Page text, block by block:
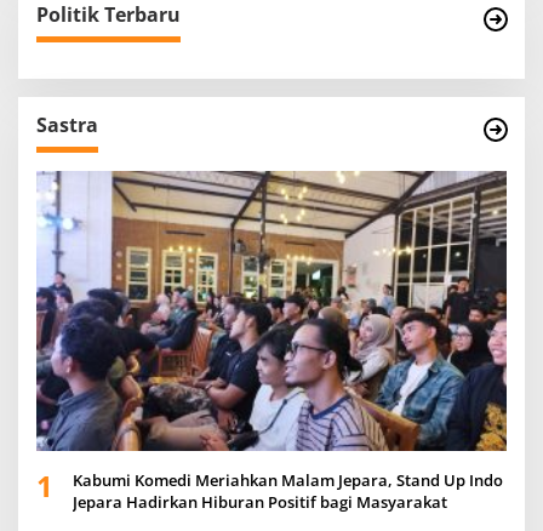
Politik Terbaru
Sastra
1
Kabumi Komedi Meriahkan Malam Jepara, Stand Up Indo
Jepara Hadirkan Hiburan Positif bagi Masyarakat